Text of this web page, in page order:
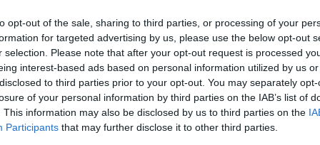
opt-out of the sale, sharing to third parties, or processing of your
for targeted advertising by us, please use the below opt-out
selection. Please note that after your opt-out request is processed
interest-based ads based on personal information utilized by us
to third parties prior to your opt-out. You may separately
of your personal information by third parties on the IAB’s list of
This information may also be disclosed by us to third parties on the
Participants that may further disclose it to other third parties.
Link másolása